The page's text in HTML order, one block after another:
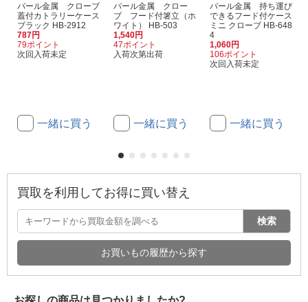
パール金属 クローブ
蓋付カトラリーケース
ブラック HB-2912
787円
79ポイント
次回入荷未定
一緒に買う
パール金属 クロー
ブ フード付箸立（ホ
ワイト） HB-503
1,540円
47ポイント
入荷次第出荷
一緒に買う
パール金属 持ち運び
できるフード付ケース
ミニ クローブ HB-648
4
1,060円
106ポイント
次回入荷未定
一緒に買う
買取を利用してお得に買い替え
検索
お買いもの履歴から探す